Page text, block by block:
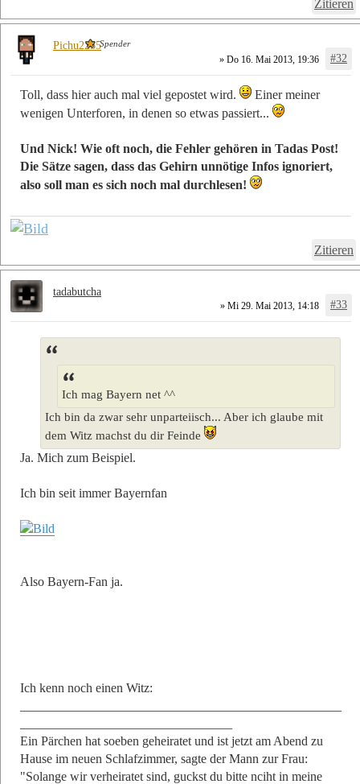
Zitieren
» Do 16. Mai 2013, 19:36 #32
Toll, dass hier auch mal viel gepostet wird.
Einer meiner
wenigen Unterforen, in denen so etwas passiert...
Und Nick! Wie oft noch, die Fehler gehören in Tadas Post!
Die Sätze sagen, dass das Gehirn unnötige Infos ignoriert,
also soll man es sich noch mal durchlesen!
Zitieren
Pichu2255Spender
» Mi 29. Mai 2013, 14:18 #33
Ich mag Bayern net ^^
Ich bin da zwar sehr unparteiisch... Aber ich glaube mit
dem Witz machst du dir Feinde
Ja. Mich zum Beispiel.
Ich bin seit immer Bayernfan
Also Bayern-Fan ja.
Ich kenn noch einen Witz:
Ein Pärchen hat soeben geheiratet und ist jetzt am Abend zu
Hause im neuen Schlafzimmer, sagte der Mann zur Frau:
"Solange wir verheiratet sind, guckst du bitte nciht in meine
tadabutcha